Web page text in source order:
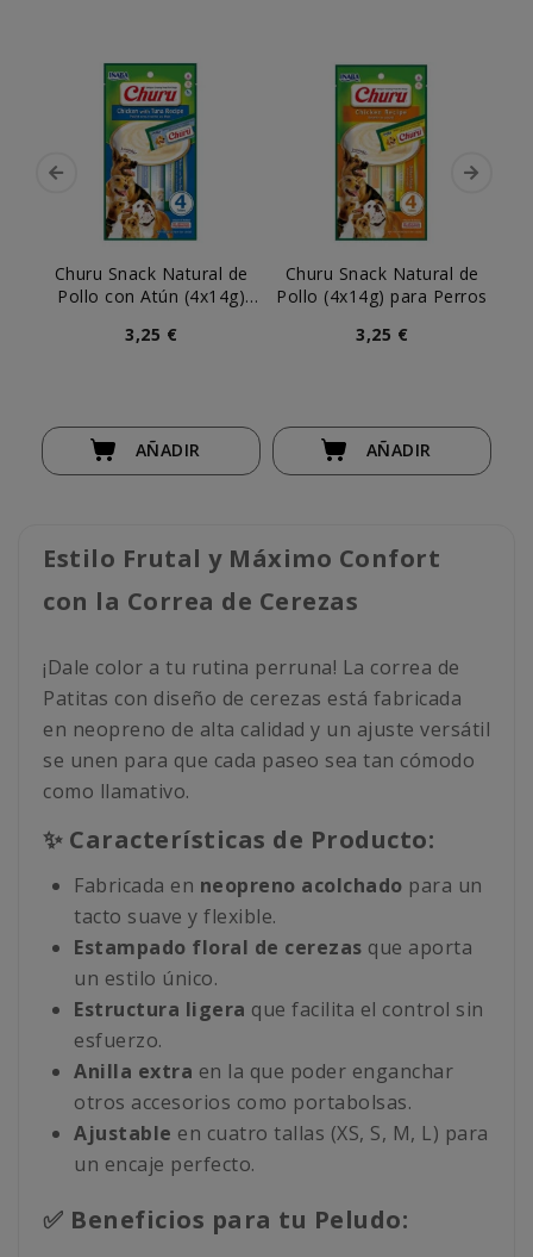
Churu Snack Natural de
Pollo con Atún (4x14g)
3,25 €
AÑADIR
Churu Snack Natural de
Pollo (4x14g) para Perros
3,25 €
AÑADIR
Estilo Frutal y Máximo Confort
con la Correa de Cerezas
¡Dale color a tu rutina perruna! La correa de
Patitas con diseño de cerezas está fabricada
en neopreno de alta calidad y un ajuste versátil
se unen para que cada paseo sea tan cómodo
como llamativo.
✨ Características de Producto:
Fabricada en neopreno acolchado para un
tacto suave y flexible.
Estampado floral de cerezas que aporta
un estilo único.
Estructura ligera que facilita el control sin
esfuerzo.
Anilla extra en la que poder enganchar
otros accesorios como portabolsas.
Ajustable en cuatro tallas (XS, S, M, L) para
un encaje perfecto.
✅ Beneficios para tu Peludo: